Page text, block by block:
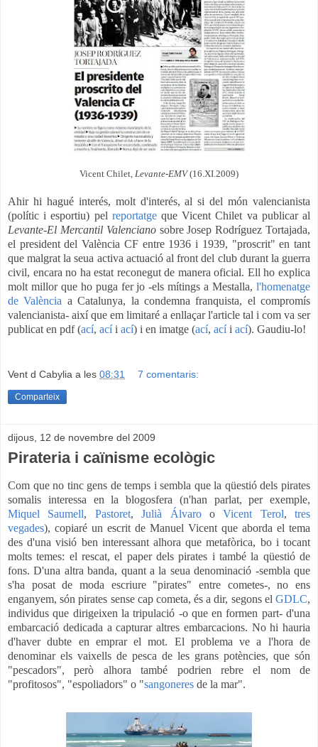
Vicent Chilet, Levante-EMV(16.XI.2009)
Ahir hi hagué interés, molt d'interés, al si del món valencianista
(polític i esportiu) pel reportatgeque Vicent Chilet va publicar al
Levante-El Mercantil Valencianosobre Josep Rodríguez Tortajada,
el president del València CF entre 1936 i 1939, "proscrit" en tant
que malgrat la seua activa actuació al front del club durant la guerra
civil, encara no ha estat reconegut de manera oficial. Ell ho explica
molt millor que ho puga fer jo -els mítings a Mestalla, l'homenatge
de València a Catalunya, la condemna franquista, el compromís
valencianista- així que em limitaré a enllaçar l'article tal i com va ser
publicat en pdf (ací, acíi ací) i en imatge (ací, acíi ací). Gaudiu-lo!
Vent d Cabylia a les 08:31 7 comentaris:
Comparteix
dijous, 12 de novembre del 2009
Pirateria i caïnisme ecològic
Com que no tinc gens de temps i sembla que la qüestió dels pirates
somalis interessa en la blogosfera (n'han parlat, per exemple,
Miquel Saumell, Pastoret,Julià ÁlvarooVicent Terol, tres
vegades), copiaré un escrit de Manuel Vicent que aborda el tema
des d'una visió ben interessant alhora que metafòrica, bo i tocant
molts temes: el rescat, el paper dels pirates i també la qüestió de
fons. D'una altra banda, quant a la seua denominació -sembla que
s'ha posat de moda escriure "pirates" entre cometes-, no ens
enganyem, són pirates sense cap cometa, és a dir, segons elGDLC,
individus que dirigeixen la tripulació -o que en formen part- d'una
embarcació dedicada a capturar altres embarcacions. No hi hauria
d'haver dubte en emprar el mot. El problema ve a l'hora de
denominar els vaixells de pesca de les grans potències, que són
"pescadors", però alhora també podrien rebre el nom de
"profitosos", "espoliadors" o "sangoneres de la mar".